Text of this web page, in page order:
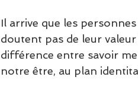
Il arrive que les personnes
doutent pas de leur
différence entre savoir
notre être, au plan